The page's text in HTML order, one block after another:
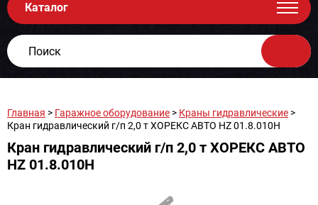
Каталог
Главная > Гаражное оборудование > Краны гидравлические >
Кран гидравлический г/п 2,0 т ХОРЕКС АВТО HZ 01.8.010H
Кран гидравлический г/п 2,0 т ХОРЕКС АВТО
HZ 01.8.010H